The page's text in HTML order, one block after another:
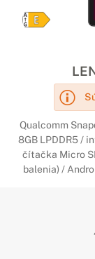
Qualcomm
8GB LPDDR5 /
čítačka Micro
balenia) /